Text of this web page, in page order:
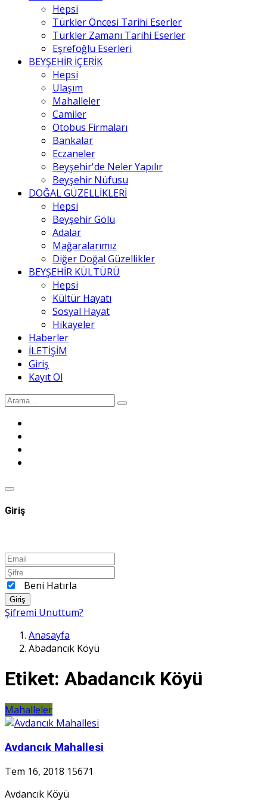
Hepsi
Türkler Öncesi Tarihi Eserler
Türkler Zamanı Tarihi Eserler
Eşrefoğlu Eserleri
BEYŞEHİR İÇERİK
Hepsi
Ulaşım
Mahalleler
Camiler
Otobüs Firmaları
Bankalar
Eczaneler
Beyşehir'de Neler Yapılır
Beyşehir Nüfusu
DOĞAL GÜZELLİKLERİ
Hepsi
Beyşehir Gölü
Adalar
Mağaralarımız
Diğer Doğal Güzellikler
BEYŞEHİR KÜLTÜRÜ
Hepsi
Kültür Hayatı
Sosyal Hayat
Hikayeler
Haberler
İLETİŞİM
Giriş
Kayıt Ol
Giriş
Beni Hatırla
Giriş
Şifremi Unuttum?
Anasayfa
Abadancık Köyü
Etiket: Abadancık Köyü
Mahalleler
Avdancık Mahallesi
Tem 16, 2018 15671
Avdancık Köyü